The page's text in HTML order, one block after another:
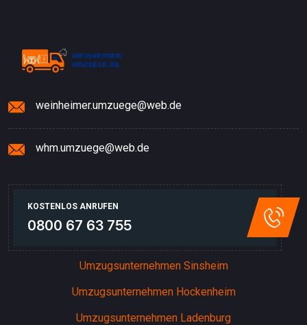
weinheimer.umzuege@web.de
whm.umzuege@web.de
KOSTENLOS ANRUFEN
0800 67 63 755
Umzugsunternehmen Sinsheim
Umzugsunternehmen Hockenheim
Umzugsunternehmen Ladenburg